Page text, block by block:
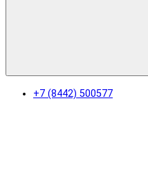
+7 (8442) 500577